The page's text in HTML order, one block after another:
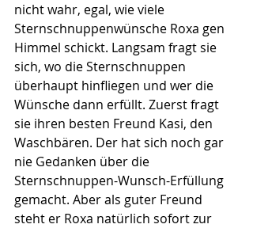
nicht wahr, egal, wie viele
Sternschnuppenwünsche Roxa gen
Himmel schickt. Langsam fragt sie
sich, wo die Sternschnuppen
überhaupt hinfliegen und wer die
Wünsche dann erfüllt. Zuerst fragt
sie ihren besten Freund Kasi, den
Waschbären. Der hat sich noch gar
nie Gedanken über die
Sternschnuppen-Wunsch-Erfüllung
gemacht. Aber als guter Freund
steht er Roxa natürlich sofort zur